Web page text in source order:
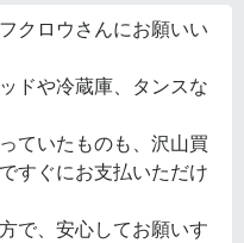
クロウさんにお願いい
ドや冷蔵庫、タンスな
ていたものも、沢山買
すぐにお支払いただけ
で、安心してお願いす